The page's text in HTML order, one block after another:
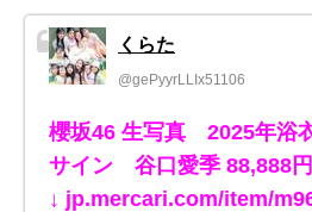
くらた
@gePyyrLLIx51106
櫻坂46 生写真 2025年
サイン 谷口愛季 88,888円
↓ jp.mercari.com/item/